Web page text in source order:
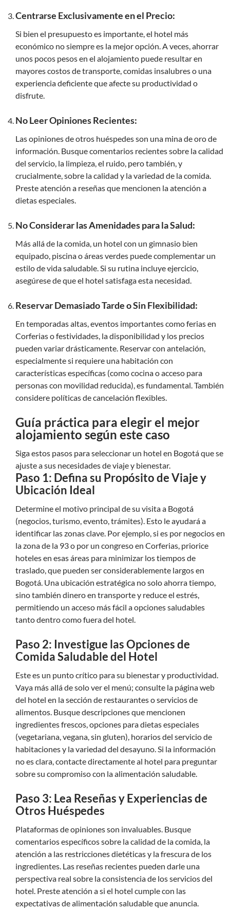
Centrarse Exclusivamente en el Precio:
Si bien el presupuesto es importante, el hotel más
económico no siempre es la mejor opción. A veces, ahorrar
unos pocos pesos en el alojamiento puede resultar en
mayores costos de transporte, comidas insalubres o una
experiencia deficiente que afecte su productividad o
disfrute.
No Leer Opiniones Recientes:
Las opiniones de otros huéspedes son una mina de oro de
información. Busque comentarios recientes sobre la calidad
del servicio, la limpieza, el ruido, pero también, y
crucialmente, sobre la calidad y la variedad de la comida.
Preste atención a reseñas que mencionen la atención a
dietas especiales.
No Considerar las Amenidades para la Salud:
Más allá de la comida, un hotel con un gimnasio bien
equipado, piscina o áreas verdes puede complementar un
estilo de vida saludable. Si su rutina incluye ejercicio,
asegúrese de que el hotel satisfaga esta necesidad.
Reservar Demasiado Tarde o Sin Flexibilidad:
En temporadas altas, eventos importantes como ferias en
Corferias o festividades, la disponibilidad y los precios
pueden variar drásticamente. Reservar con antelación,
especialmente si requiere una habitación con
características específicas (como cocina o acceso para
personas con movilidad reducida), es fundamental. También
considere políticas de cancelación flexibles.
Guía práctica para elegir el mejor
alojamiento según este caso
Siga estos pasos para seleccionar un hotel en Bogotá que se
ajuste a sus necesidades de viaje y bienestar.
Paso 1: Defina su Propósito de Viaje y
Ubicación Ideal
Determine el motivo principal de su visita a Bogotá
(negocios, turismo, evento, trámites). Esto le ayudará a
identificar las zonas clave. Por ejemplo, si es por negocios en
la zona de la 93 o por un congreso en Corferias, priorice
hoteles en esas áreas para minimizar los tiempos de
traslado, que pueden ser considerablemente largos en
Bogotá. Una ubicación estratégica no solo ahorra tiempo,
sino también dinero en transporte y reduce el estrés,
permitiendo un acceso más fácil a opciones saludables
tanto dentro como fuera del hotel.
Paso 2: Investigue las Opciones de
Comida Saludable del Hotel
Este es un punto crítico para su bienestar y productividad.
Vaya más allá de solo ver el menú; consulte la página web
del hotel en la sección de restaurantes o servicios de
alimentos. Busque descripciones que mencionen
ingredientes frescos, opciones para dietas especiales
(vegetariana, vegana, sin gluten), horarios del servicio de
habitaciones y la variedad del desayuno. Si la información
no es clara, contacte directamente al hotel para preguntar
sobre su compromiso con la alimentación saludable.
Paso 3: Lea Reseñas y Experiencias de
Otros Huéspedes
Plataformas de opiniones son invaluables. Busque
comentarios específicos sobre la calidad de la comida, la
atención a las restricciones dietéticas y la frescura de los
ingredientes. Las reseñas recientes pueden darle una
perspectiva real sobre la consistencia de los servicios del
hotel. Preste atención a si el hotel cumple con las
expectativas de alimentación saludable que anuncia.